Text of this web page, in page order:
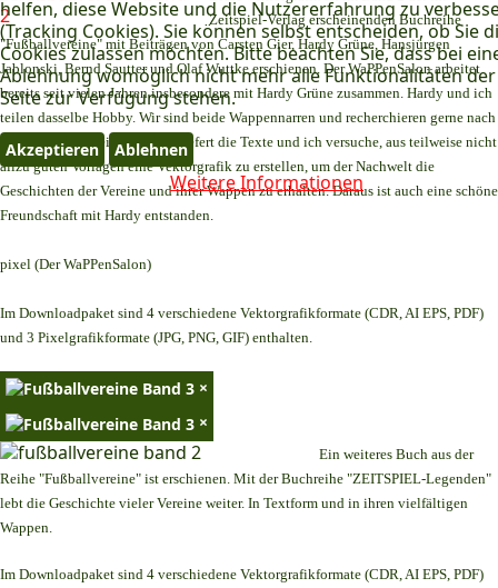
helfen, diese Website und die Nutzererfahrung zu
(Tracking Cookies). Sie können selbst entscheiden, ob Sie
Cookies zulassen möchten. Bitte beachten Sie, dass bei
Ablehnung womöglich nicht mehr alle Funktionalitäten der
Seite zur Verfügung stehen.
Akzeptieren Ablehnen
Weitere Informationen
Zeitspiel-Verlag erscheinenden Buchreihe
"Fußballvereine" mit Beiträgen von Carsten Gier, Hardy Grüne, Hansjürgen
Jablonski, Bernd Sautter und Olaf Wuttke erschienen. Der WaPPenSalon arbeitet
bereits seit vielen Jahren insbesondere mit Hardy Grüne zusammen. Hardy und ich
teilen dasselbe Hobby. Wir sind beide Wappennarren und recherchieren gerne nach
alten Fußballvereinen. Hardy liefert die Texte und ich versuche, aus teilweise nicht
allzu guten Vorlagen eine Vektorgrafik zu erstellen, um der Nachwelt die
Geschichten der Vereine und ihrer Wappen zu erhalten. Daraus ist auch eine schöne
Freundschaft mit Hardy entstanden.
pixel (Der WaPPenSalon)
Im Downloadpaket sind 4 verschiedene Vektorgrafikformate (CDR, AI EPS, PDF)
und 3 Pixelgrafikformate (JPG, PNG, GIF) enthalten.
×
×
Ein weiteres Buch aus der
Reihe "Fußballvereine" ist erschienen. Mit der Buchreihe "ZEITSPIEL-Legenden"
lebt die Geschichte vieler Vereine weiter. In Textform und in ihren vielfältigen
Wappen.
Im Downloadpaket sind 4 verschiedene Vektorgrafikformate (CDR, AI EPS, PDF)